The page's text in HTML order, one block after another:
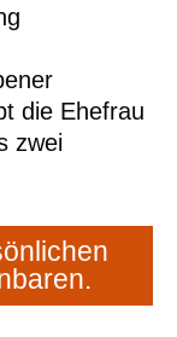
die Ehefrau
zwei